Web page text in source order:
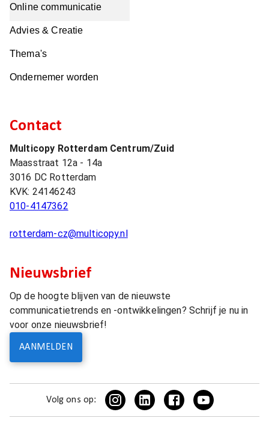
Online communicatie
Advies & Creatie
Thema's
Ondernemer worden
Contact
Multicopy Rotterdam Centrum/Zuid
Maasstraat 12a - 14a
3016 DC Rotterdam
KVK: 24146243
010-4147362
rotterdam-cz@multicopy.nl
Nieuwsbrief
Op de hoogte blijven van de nieuwste
communicatietrends en -ontwikkelingen? Schrijf je nu in
voor onze nieuwsbrief!
AANMELDEN
Volg ons op: